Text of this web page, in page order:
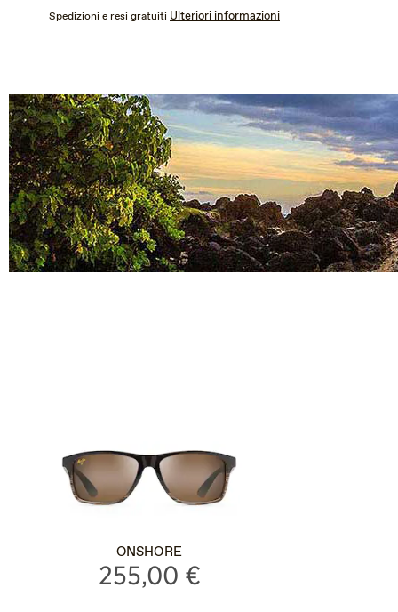
Spedizioni e resi gratuiti Ulteriori informazioni
BROWN
ONSHORE
255,00 €